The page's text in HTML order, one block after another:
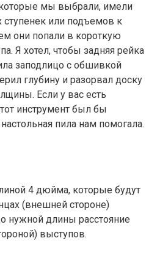
мы выбрали, имели
или подъемов к
они попали в короткую
Я хотел, чтобы задняя рейка
заподлицо с обшивкой
глубину и разорвал доску
Если у вас есть
инструмент был бы
пила нам помогала.
4 дюйма, которые будут
(внешней стороне)
нужной длины расстояние
выступов.